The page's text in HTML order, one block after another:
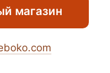
магазин